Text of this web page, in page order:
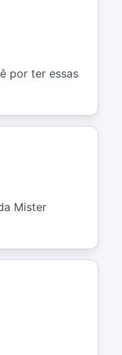
por ter essas
Mister